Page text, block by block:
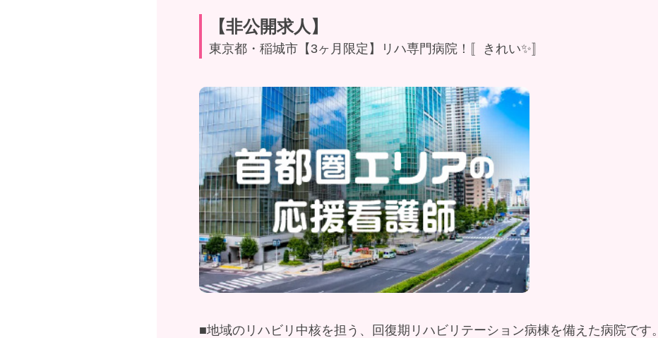
【非公開求人】
東京都・稲城市【3ヶ月限定】リハ専門病院！〚きれい✨〛
■地域のリハビリ中核を担う、回復期リハビリテーション病棟を備えた病院です。